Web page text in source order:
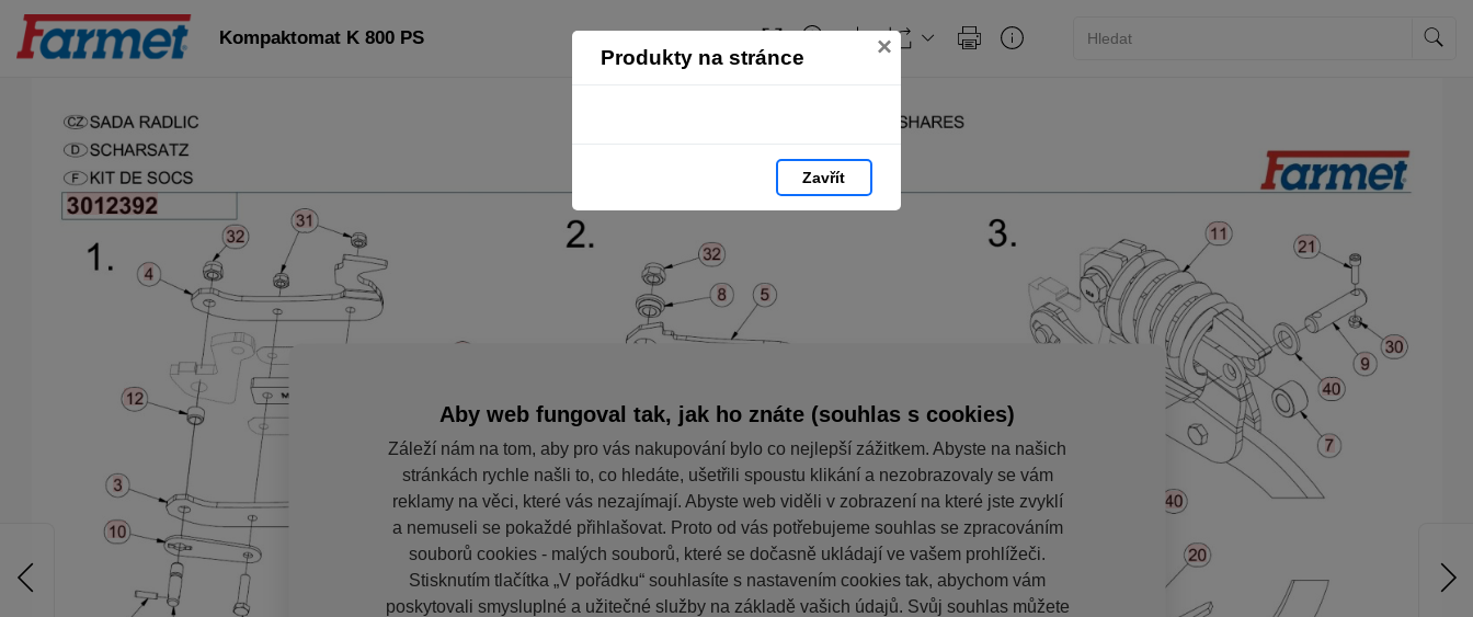
Produkty na stránce ×
Zavřít
Kompaktomat K 800 PS
Aby web fungoval tak, jak ho znáte (souhlas s cookies)
Záleží nám na tom, aby pro vás nakupování bylo co nejlepší zážitkem. Abyste na našich
stránkách rychle našli to, co hledáte, ušetřili spoustu klikání a nezobrazovaly se vám
reklamy na věci, které vás nezajímají. Abyste web viděli v zobrazení na které jste zvyklí
a nemuseli se pokaždé přihlašovat. Proto od vás potřebujeme souhlas se zpracováním
souborů cookies - malých souborů, které se dočasně ukládají ve vašem prohlížeči.
Stisknutím tlačítka „V pořádku“ souhlasíte s nastavením cookies tak, abychom vám
poskytovali smysluplné a užitečné služby na základě vašich údajů. Svůj souhlas můžete